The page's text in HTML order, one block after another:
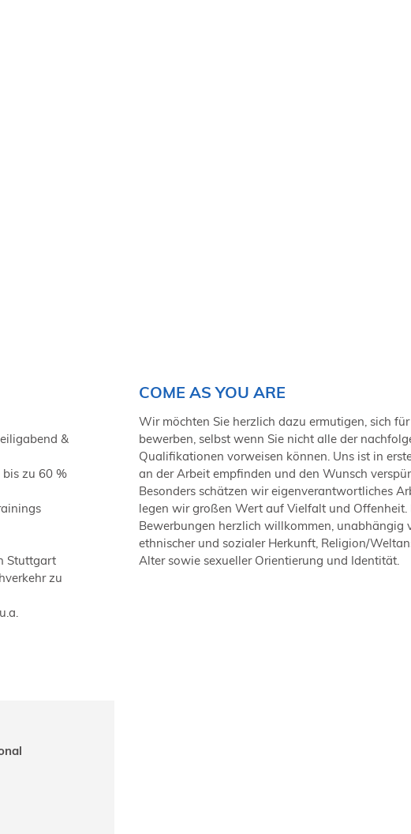
&
zu 60 %
Stuttgart
zu
COME AS YOU ARE
Wir möchten Sie herzlich dazu ermutigen, sich
bewerben, selbst wenn Sie nicht alle der
Qualifikationen vorweisen können. Uns ist in
an der Arbeit empfinden und den Wunsch
Besonders schätzen wir eigenverantwortliches
legen wir großen Wert auf Vielfalt und
Bewerbungen herzlich willkommen, unabhängig
ethnischer und sozialer Herkunft, Religion/
Alter sowie sexueller Orientierung und Identität.